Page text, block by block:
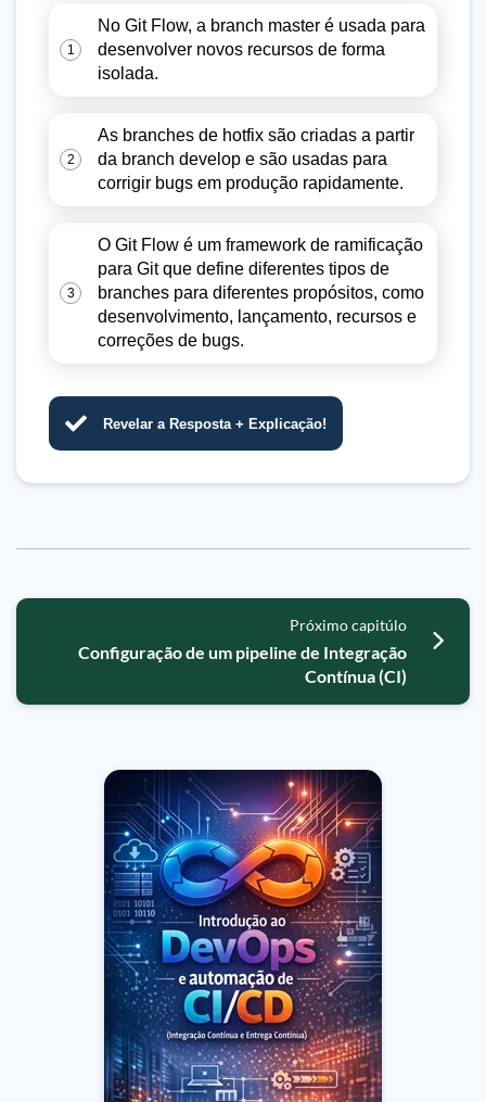
1
No Git Flow, a branch master é usada para
desenvolver novos recursos de forma
isolada.
2
As branches de hotfix são criadas a partir
da branch develop e são usadas para
corrigir bugs em produção rapidamente.
3
O Git Flow é um framework de ramificação
para Git que define diferentes tipos de
branches para diferentes propósitos, como
desenvolvimento, lançamento, recursos e
correções de bugs.
Revelar a Resposta + Explicação!
Próximo capitúlo
Configuração de um pipeline de Integração
Contínua (CI)